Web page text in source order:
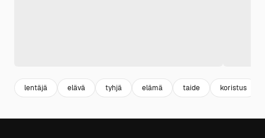
lentäjä elävä tyhjä elämä taide koristus